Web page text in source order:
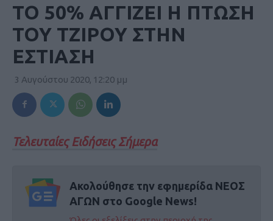
ΤΟ 50% ΑΓΓΙΖΕΙ Η ΠΤΩΣΗ
ΤΟΥ ΤΖΙΡΟΥ ΣΤΗΝ
ΕΣΤΙΑΣΗ
3 Αυγούστου 2020, 12:20 μμ
Τελευταίες Ειδήσεις Σήμερα
Ακολούθησε την εφημερίδα ΝΕΟΣ
ΑΓΩΝ στο Google News!